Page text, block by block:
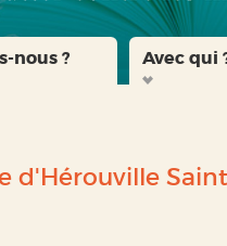
nous ? Avec qui
d'Hérouville